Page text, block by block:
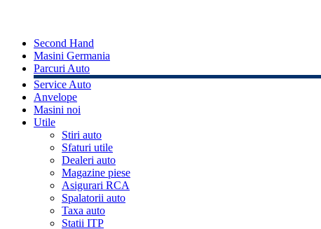
Second Hand
Masini Germania
Parcuri Auto
Service Auto
Anvelope
Masini noi
Utile
Stiri auto
Sfaturi utile
Dealeri auto
Magazine piese
Asigurari RCA
Spalatorii auto
Taxa auto
Statii ITP